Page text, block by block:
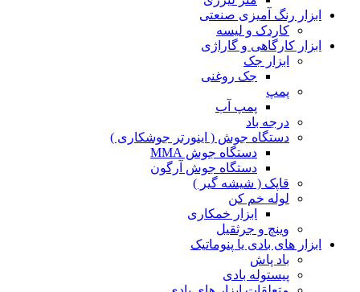
ابزار رنگ آمیزی صنعتی
کاردک و لیسه
ابزار کارگاهی و گاراژی
ابزار جک
جک روغنی
پمپ
پمپ آب
درجه باد
دستگاه جوش ( اینورتر جوشکاری )
دستگاه جوش MMA
دستگاه جوش آرگون
قاپک ( شیشه گیر )
لوله خم کن
ابزار خمکاری
وینچ و جرثقیل
ابزار های بادی یا پنوماتیک
باد پاش
پیستوله بادی